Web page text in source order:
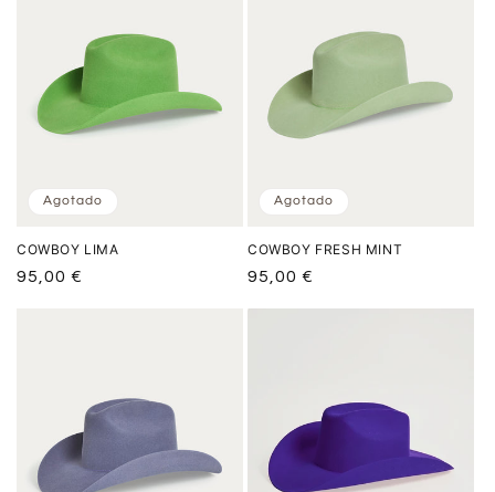
Agotado
COWBOY LIMA
Precio
95,00 €
Agotado
COWBOY FRESH MINT
Precio
95,00 €